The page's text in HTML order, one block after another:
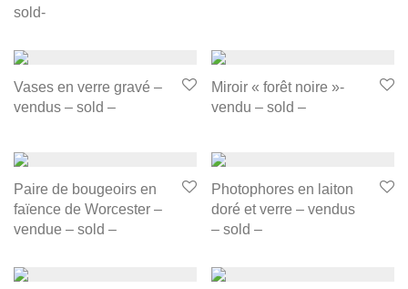
sold-
Vases en verre gravé –
vendus – sold –
Miroir « forêt noire »-
vendu – sold –
Paire de bougeoirs en
faïence de Worcester –
vendue – sold –
Photophores en laiton
doré et verre – vendus
– sold –